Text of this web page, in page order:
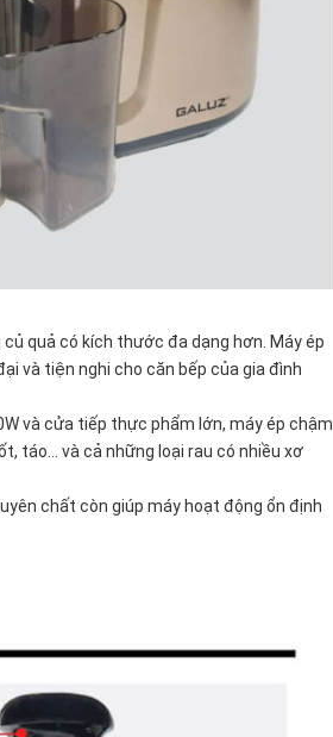
quả có kích thước đa dạng hơn. Máy ép
và tiện nghi cho căn bếp của gia đình
và cửa tiếp thực phẩm lớn, máy ép chậm
táo… và cả những loại rau có nhiều xơ
chất còn giúp máy hoạt động ổn định